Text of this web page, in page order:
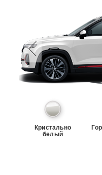
Кристально
белый